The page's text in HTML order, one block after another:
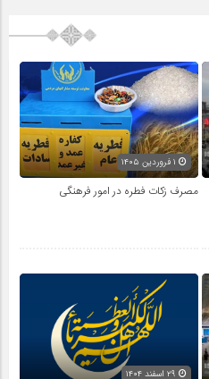
مصرف زکات فطره در امور فرهنگی